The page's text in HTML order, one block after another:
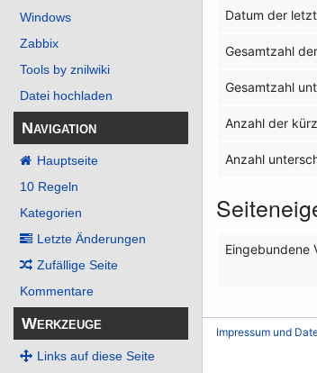
Windows
Zabbix
Tools by znilwiki
Datei hochladen
Navigation
Hauptseite
10 Regeln
Kategorien
Letzte Änderungen
Zufällige Seite
Kommentare
Werkzeuge
Links auf diese Seite
Datum der
Gesamtzahl
Gesamtzahl
Anzahl der
Anzahl
Eingebundene
Impressum und